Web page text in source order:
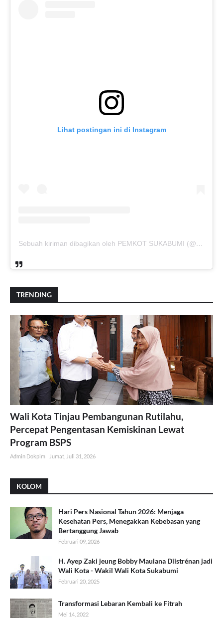
Lihat postingan ini di Instagram
Sebuah kiriman dibagikan oleh PEMKOT SUKABUMI (@pemkotsukabumi_)
TRENDING
Wali Kota Tinjau Pembangunan Rutilahu,
Percepat Pengentasan Kemiskinan Lewat
Program BSPS
Admin Dokpim Jumat, Juli 31, 2026
KOLOM
Hari Pers Nasional Tahun 2026: Menjaga
Kesehatan Pers, Menegakkan Kebebasan yang
Bertanggung Jawab
Februari 09, 2026
H. Ayep Zaki jeung Bobby Maulana Diistrénan jadi
Wali Kota - Wakil Wali Kota Sukabumi
Februari 20, 2025
Transformasi Lebaran Kembali ke Fitrah
Mei 14, 2022